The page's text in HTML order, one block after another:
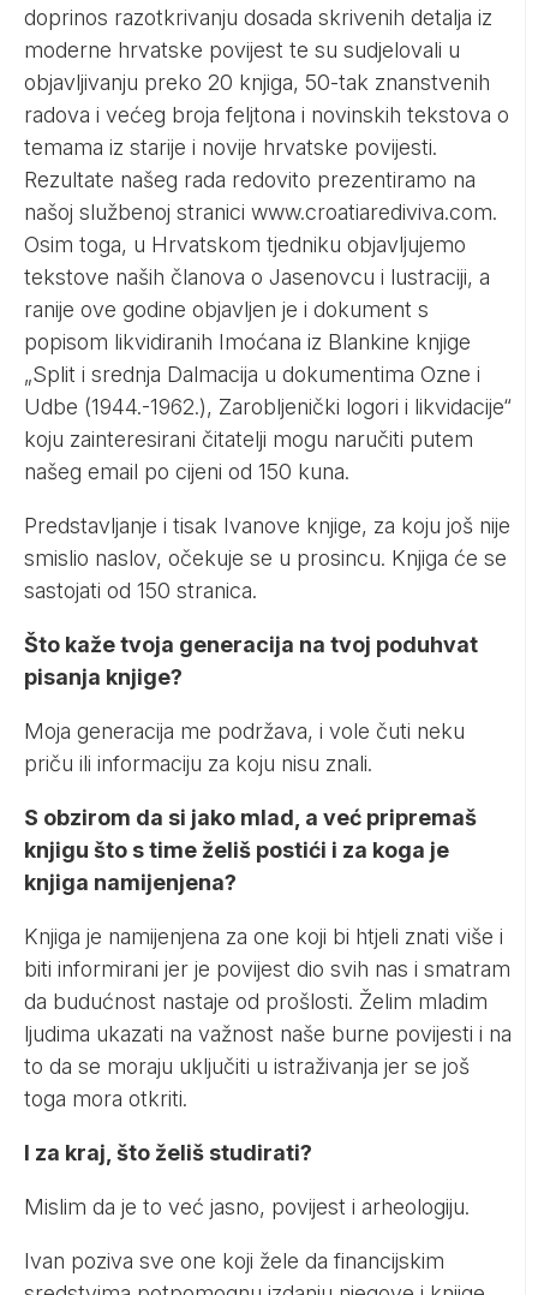
doprinos razotkrivanju dosada skrivenih detalja iz
moderne hrvatske povijest te su sudjelovali u
objavljivanju preko 20 knjiga, 50-tak znanstvenih
radova i većeg broja feljtona i novinskih tekstova o
temama iz starije i novije hrvatske povijesti.
Rezultate našeg rada redovito prezentiramo na
našoj službenoj stranici www.croatiarediviva.com.
Osim toga, u Hrvatskom tjedniku objavljujemo
tekstove naših članova o Jasenovcu i lustraciji, a
ranije ove godine objavljen je i dokument s
popisom likvidiranih Imoćana iz Blankine knjige
„Split i srednja Dalmacija u dokumentima Ozne i
Udbe (1944.-1962.), Zarobljenički logori i likvidacije“
koju zainteresirani čitatelji mogu naručiti putem
našeg email po cijeni od 150 kuna.
Predstavljanje i tisak Ivanove knjige, za koju još nije
smislio naslov, očekuje se u prosincu. Knjiga će se
sastojati od 150 stranica.
Što kaže tvoja generacija na tvoj poduhvat
pisanja knjige?
Moja generacija me podržava, i vole čuti neku
priču ili informaciju za koju nisu znali.
S obzirom da si jako mlad, a već pripremaš
knjigu što s time želiš postići i za koga je
knjiga namijenjena?
Knjiga je namijenjena za one koji bi htjeli znati više i
biti informirani jer je povijest dio svih nas i smatram
da budućnost nastaje od prošlosti. Želim mladim
ljudima ukazati na važnost naše burne povijesti i na
to da se moraju uključiti u istraživanja jer se još
toga mora otkriti.
I za kraj, što želiš studirati?
Mislim da je to već jasno, povijest i arheologiju.
Ivan poziva sve one koji žele da financijskim